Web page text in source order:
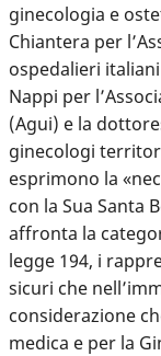
ginecologia e
Chiantera per
ospedalieri
Nappi per
(Agui) e la
ginecologi
esprimono la
con la Sua Santa
affronta la
legge 194, i
sicuri che
considerazione
medica e per la